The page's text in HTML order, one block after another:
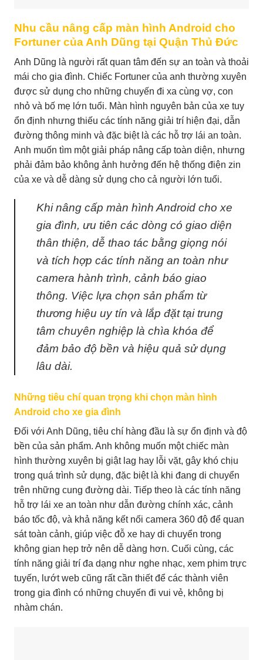
Nhu cầu nâng cấp màn hình Android cho
Fortuner của Anh Dũng tại Quận Thủ Đức
Anh Dũng là người rất quan tâm đến sự an toàn và thoải
mái cho gia đình. Chiếc Fortuner của anh thường xuyên
được sử dụng cho những chuyến đi xa cùng vợ, con
nhỏ và bố mẹ lớn tuổi. Màn hình nguyên bản của xe tuy
ổn định nhưng thiếu các tính năng giải trí hiện đại, dẫn
đường thông minh và đặc biệt là các hỗ trợ lái an toàn.
Anh muốn tìm một giải pháp nâng cấp toàn diện, nhưng
phải đảm bảo không ảnh hưởng đến hệ thống điện zin
của xe và dễ dàng sử dụng cho cả người lớn tuổi.
Khi nâng cấp màn hình Android cho xe
gia đình, ưu tiên các dòng có giao diện
thân thiện, dễ thao tác bằng giọng nói
và tích hợp các tính năng an toàn như
camera hành trình, cảnh báo giao
thông. Việc lựa chọn sản phẩm từ
thương hiệu uy tín và lắp đặt tại trung
tâm chuyên nghiệp là chìa khóa để
đảm bảo độ bền và hiệu quả sử dụng
lâu dài.
Những tiêu chí quan trọng khi chọn màn hình
Android cho xe gia đình
Đối với Anh Dũng, tiêu chí hàng đầu là sự ổn định và độ
bền của sản phẩm. Anh không muốn một chiếc màn
hình thường xuyên bị giật lag hay lỗi vặt, gây khó chịu
trong quá trình sử dụng, đặc biệt là khi đang di chuyển
trên những cung đường dài. Tiếp theo là các tính năng
hỗ trợ lái xe an toàn như dẫn đường chính xác, cảnh
báo tốc độ, và khả năng kết nối camera 360 độ để quan
sát toàn cảnh, giúp việc đỗ xe hay di chuyển trong
không gian hẹp trở nên dễ dàng hơn. Cuối cùng, các
tính năng giải trí đa dạng như nghe nhạc, xem phim trực
tuyến, lướt web cũng rất cần thiết để các thành viên
trong gia đình có những chuyến đi vui vẻ, không bị
nhàm chán.